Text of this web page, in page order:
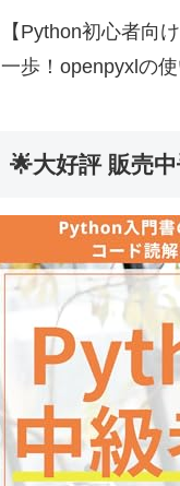
【Python初心者向
一歩！openpyxlの
🌟大好評 販売